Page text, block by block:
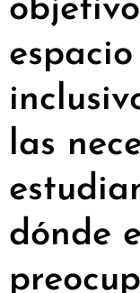
las
dónde